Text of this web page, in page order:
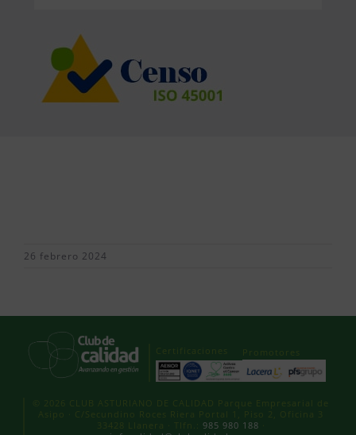
26 febrero 2024
Certificaciones Promotores
© 2026 CLUB ASTURIANO DE CALIDAD Parque Empresarial de
Asipo · C/Secundino Roces Riera Portal 1, Piso 2, Oficina 3
33428 Llanera · Tlfn.: 985 980 188